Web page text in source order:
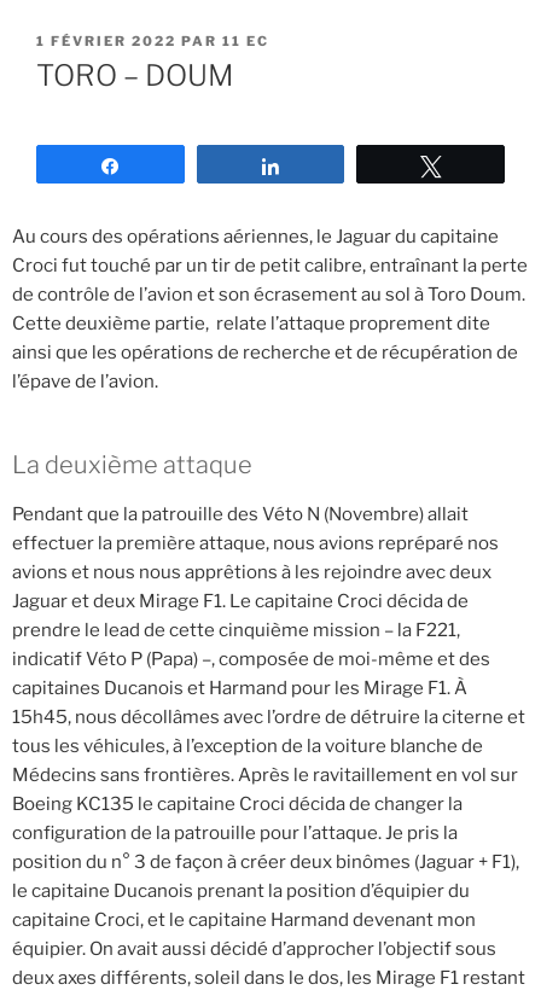
1 FÉVRIER 2022 PAR 11 EC
TORO – DOUM
Au cours des opérations aériennes, le Jaguar du capitaine
Croci fut touché par un tir de petit calibre, entraînant la perte
de contrôle de l’avion et son écrasement au sol à Toro Doum.
Cette deuxième partie, relate l’attaque proprement dite
ainsi que les opérations de recherche et de récupération de
l’épave de l’avion.
La deuxième attaque
Pendant que la patrouille des Véto N (Novembre) allait
effectuer la première attaque, nous avions repréparé nos
avions et nous nous apprêtions à les rejoindre avec deux
Jaguar et deux Mirage F1. Le capitaine Croci décida de
prendre le lead de cette cinquième mission – la F221,
indicatif Véto P (Papa) –, composée de moi-même et des
capitaines Ducanois et Harmand pour les Mirage F1. À
15h45, nous décollâmes avec l’ordre de détruire la citerne et
tous les véhicules, à l’exception de la voiture blanche de
Médecins sans frontières. Après le ravitaillement en vol sur
Boeing KC135 le capitaine Croci décida de changer la
configuration de la patrouille pour l’attaque. Je pris la
position du n° 3 de façon à créer deux binômes (Jaguar + F1),
le capitaine Ducanois prenant la position d’équipier du
capitaine Croci, et le capitaine Harmand devenant mon
équipier. On avait aussi décidé d’approcher l’objectif sous
deux axes différents, soleil dans le dos, les Mirage F1 restant